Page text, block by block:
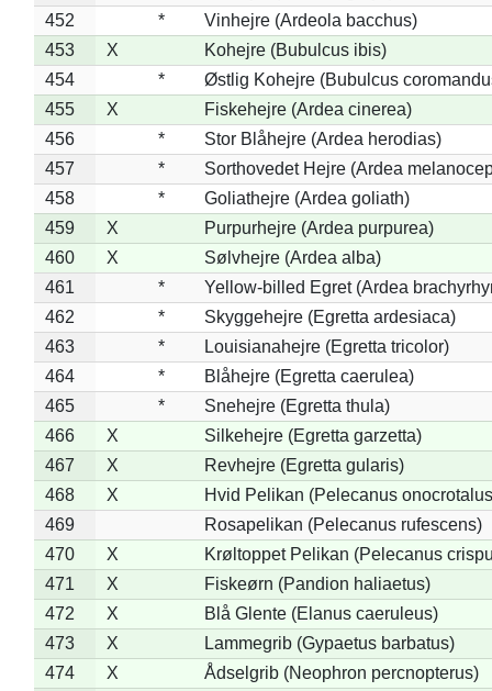
452
*
Vinhejre (Ardeola bacchus)
453
X
Kohejre (Bubulcus ibis)
454
*
Østlig Kohejre (Bubulcus
455
X
Fiskehejre (Ardea cinerea)
456
*
Stor Blåhejre (Ardea herodias)
457
*
Sorthovedet Hejre (Ardea
458
*
Goliathejre (Ardea goliath)
459
X
Purpurhejre (Ardea purpurea)
460
X
Sølvhejre (Ardea alba)
461
*
Yellow-billed Egret (Ardea
462
*
Skyggehejre (Egretta ardesiaca)
463
*
Louisianahejre (Egretta tricolor)
464
*
Blåhejre (Egretta caerulea)
465
*
Snehejre (Egretta thula)
466
X
Silkehejre (Egretta garzetta)
467
X
Revhejre (Egretta gularis)
468
X
Hvid Pelikan (Pelecanus
469
Rosapelikan (Pelecanus rufescens)
470
X
Krøltoppet Pelikan (Pelecanus
471
X
Fiskeørn (Pandion haliaetus)
472
X
Blå Glente (Elanus caeruleus)
473
X
Lammegrib (Gypaetus barbatus)
474
X
Ådselgrib (Neophron percnopterus)